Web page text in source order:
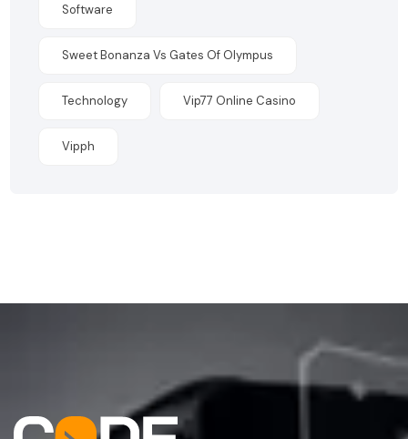
Software
Sweet Bonanza Vs Gates Of Olympus
Technology Vip77 Online Casino
Vipph